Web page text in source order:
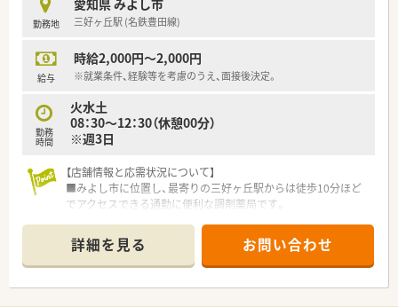
【こんな取り組みをしています】
レット端末設置など最新の機械化を推進しています。
■OTC医薬品の領域を基礎から学ぶために、配属店舗のエリア内
■自己啓発支援として、学会参加やeラーニングの受講にかかる
費用を年間10万円まで会社が負担する制度があります。
勤務地
愛知県 みよし市
三好ヶ丘駅 (名鉄豊田線)
給与
時給2,000円～2,000円
※就業条件、経験等を考慮のうえ、面接後決定。
勤務
時間
火水土
08：30～12：30（休憩00分）
※週3日
【店舗情報と応需状況について】
■みよし市に位置し、最寄りの三好ヶ丘駅からは徒歩10分ほど
でアクセスできる通勤に便利な調剤薬局です。
日あたりの枚数は約30枚と落ち着いています。
■一人薬剤師としての勤務時間帯となりますが、枚数が適正なた
め一人ひとりの患者様に丁寧に向き合えます。
詳細を見る お問い合わせ